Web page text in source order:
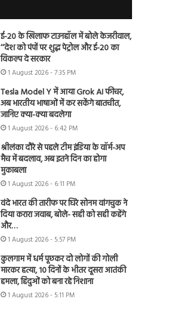
ई-20 के खिलाफ टाउनहॉल में बोले केजरीवाल,
‘‘देश को पंपों पर शुद्ध पेट्रोल और ई-20 का
विकल्प दे सरकार
1 August 2026 - 7:35 PM
Tesla Model Y में आया Grok AI फीचर,
अब भारतीय भाषाओं में कर सकेंगे बातचीत,
जानिए क्या-क्या बदलेगा
1 August 2026 - 6:42 PM
श्रीलंका दौरे से पहले टीम इंडिया के वॉर्म-अप
मैच में बदलाव, अब इतने दिन का होगा
मुकाबला
1 August 2026 - 6:11 PM
वंदे भारत की तारीफ पर घिरे सोनम वांगचुक ने
दिया करारा जवाब, बोले- सही को सही कहेंगे
और…
1 August 2026 - 5:57 PM
कुलगाम में धर्म पूछकर दो लोगों की गोली
मारकर हत्या, 10 दिनों के भीतर दूसरा आतंकी
हमला, हिंदुओं को बना रहे निशाना
1 August 2026 - 5:11 PM